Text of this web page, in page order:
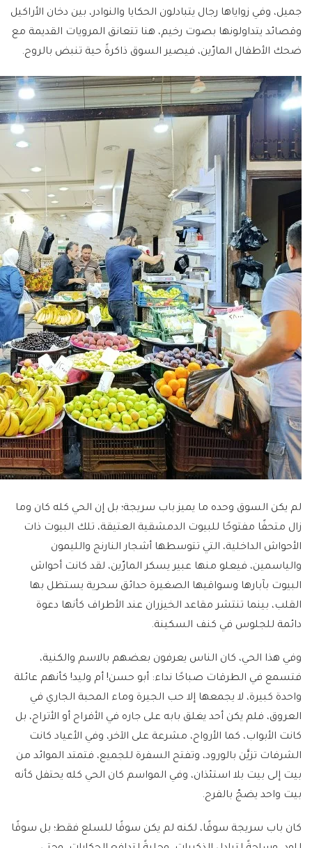
جميل، وفي زواياها رجال يتبادلون الحكايا والنوادر، بين دخان الأراكيل
وقصائد يتداولونها بصوت رخيم، هنا تتعانق المرويات القديمة مع
ضحك الأطفال المارّين، فيصير السوق ذاكرةً حية تنبض بالروح.
لم يكن السوق وحده ما يميز باب سريجة؛ بل إن الحي كله كان وما
زال متحفًا مفتوحًا للبيوت الدمشقية العتيقة، تلك البيوت ذات
الأحواش الداخلية، التي تتوسطها أشجار النارنج والليمون
والياسمين، فيعلو منها عبير يسكر المارّين، لقد كانت أحواش
البيوت بآبارها وسواقيها الصغيرة حدائق سحرية يستظل بها
القلب، بينما تنتشر مقاعد الخيزران عند الأطراف كأنها دعوة
دائمة للجلوس في كنف السكينة.
وفي هذا الحي، كان الناس يعرفون بعضهم بالاسم والكنية،
فتسمع في الطرقات صباحًا نداء: أبو حسن! أم وليد! كأنهم عائلة
واحدة كبيرة، لا يجمعها إلا حب الجيرة وماء المحبة الجاري في
العروق، فلم يكن أحد يغلق بابه على جاره في الأفراح أو الأتراح، بل
كانت الأبواب، كما الأرواح، مشرعة على الآخر، وفي الأعياد كانت
الشرفات تزيَّن بالورود، وتفتح السفرة للجميع، فتمتد الموائد من
بيت إلى بيت بلا استئذان، وفي المواسم كان الحي كله يحتفل كأنه
بيت واحد يضجّ بالفرح.
كان باب سريجة سوقًا، لكنه لم يكن سوقًا للسلع فقط؛ بل سوقًا